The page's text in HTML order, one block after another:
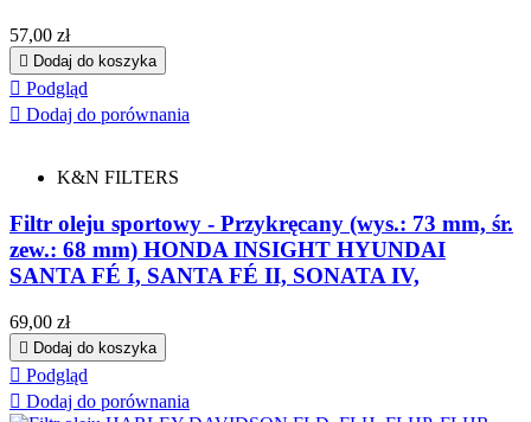
Cena
57,00 zł
 Dodaj do koszyka
 Podgląd
 Dodaj do porównania
K&N FILTERS
Filtr oleju sportowy - Przykręcany (wys.: 73 mm, śr.
zew.: 68 mm) HONDA INSIGHT HYUNDAI
SANTA FÉ I, SANTA FÉ II, SONATA IV,
Cena
69,00 zł
 Dodaj do koszyka
 Podgląd
 Dodaj do porównania